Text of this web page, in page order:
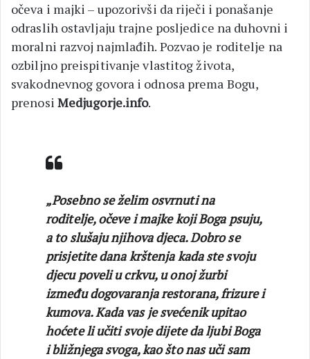
očeva i majki – upozorivši da riječi i ponašanje
odraslih ostavljaju trajne posljedice na duhovni i
moralni razvoj najmlađih. Pozvao je roditelje na
ozbiljno preispitivanje vlastitog života,
svakodnevnog govora i odnosa prema Bogu,
prenosi Medjugorje.info.
„Posebno se želim osvrnuti na
roditelje, očeve i majke koji Boga psuju,
a to slušaju njihova djeca. Dobro se
prisjetite dana krštenja kada ste svoju
djecu poveli u crkvu, u onoj žurbi
između dogovaranja restorana, frizure i
kumova. Kada vas je svećenik upitao
hoćete li učiti svoje dijete da ljubi Boga
i bližnjega svoga, kao što nas uči sam